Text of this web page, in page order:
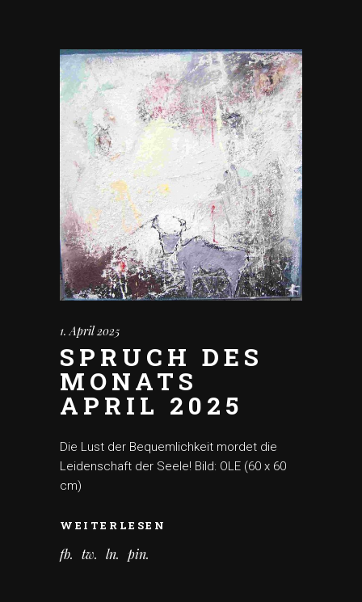
1. April 2025
SPRUCH DES
MONATS
APRIL 2025
Die Lust der Bequemlichkeit mordet die
Leidenschaft der Seele! Bild: OLE (60 x 60
cm)
WEITERLESEN
fb tw ln pin